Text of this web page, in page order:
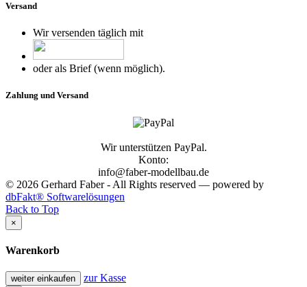
Versand
Wir versenden täglich mit
oder als Brief (wenn möglich).
Zahlung und Versand
Wir unterstützen PayPal.
Konto:
info@faber-modellbau.de
© 2026 Gerhard Faber - All Rights reserved — powered by
dbFakt® Softwarelösungen
Back to Top
×
Warenkorb
weiter einkaufen zur Kasse